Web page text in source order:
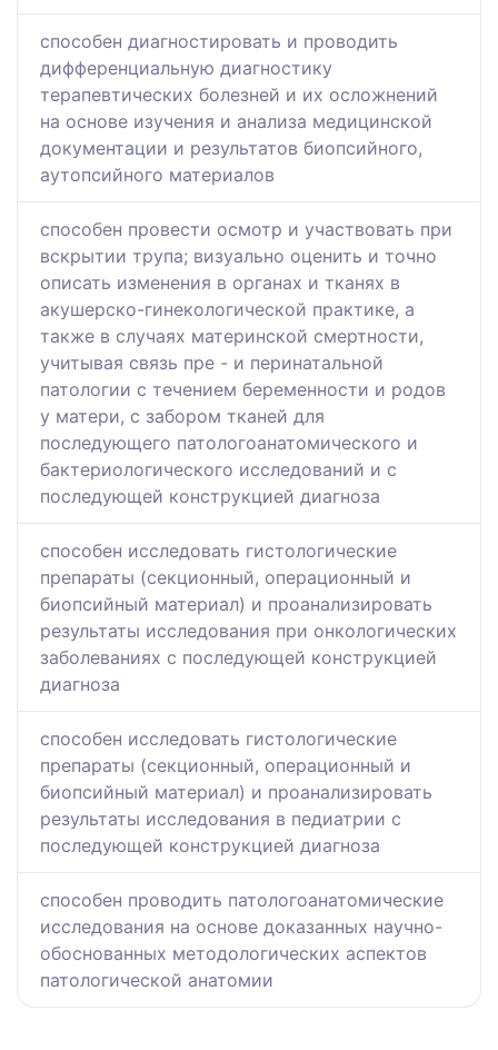
способен диагностировать и проводить
дифференциальную диагностику
терапевтических болезней и их осложнений
на основе изучения и анализа медицинской
документации и результатов биопсийного,
аутопсийного материалов
способен провести осмотр и участвовать при
вскрытии трупа; визуально оценить и точно
описать изменения в органах и тканях в
акушерско-гинекологической практике, а
также в случаях материнской смертности,
учитывая связь пре - и перинатальной
патологии с течением беременности и родов
у матери, с забором тканей для
последующего патологоанатомического и
бактериологического исследований и с
последующей конструкцией диагноза
способен исследовать гистологические
препараты (секционный, операционный и
биопсийный материал) и проанализировать
результаты исследования при онкологических
заболеваниях с последующей конструкцией
диагноза
способен исследовать гистологические
препараты (секционный, операционный и
биопсийный материал) и проанализировать
результаты исследования в педиатрии с
последующей конструкцией диагноза
способен проводить патологоанатомические
исследования на основе доказанных научно-
обоснованных методологических аспектов
патологической анатомии